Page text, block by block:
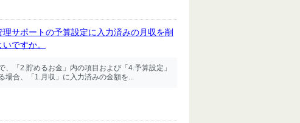
サポートの予算設定に入力済みの月収を削
ですか。
、「2.貯めるお金」内の項目および「4.予算設定」
場合、「1.月収」に入力済みの金額を...